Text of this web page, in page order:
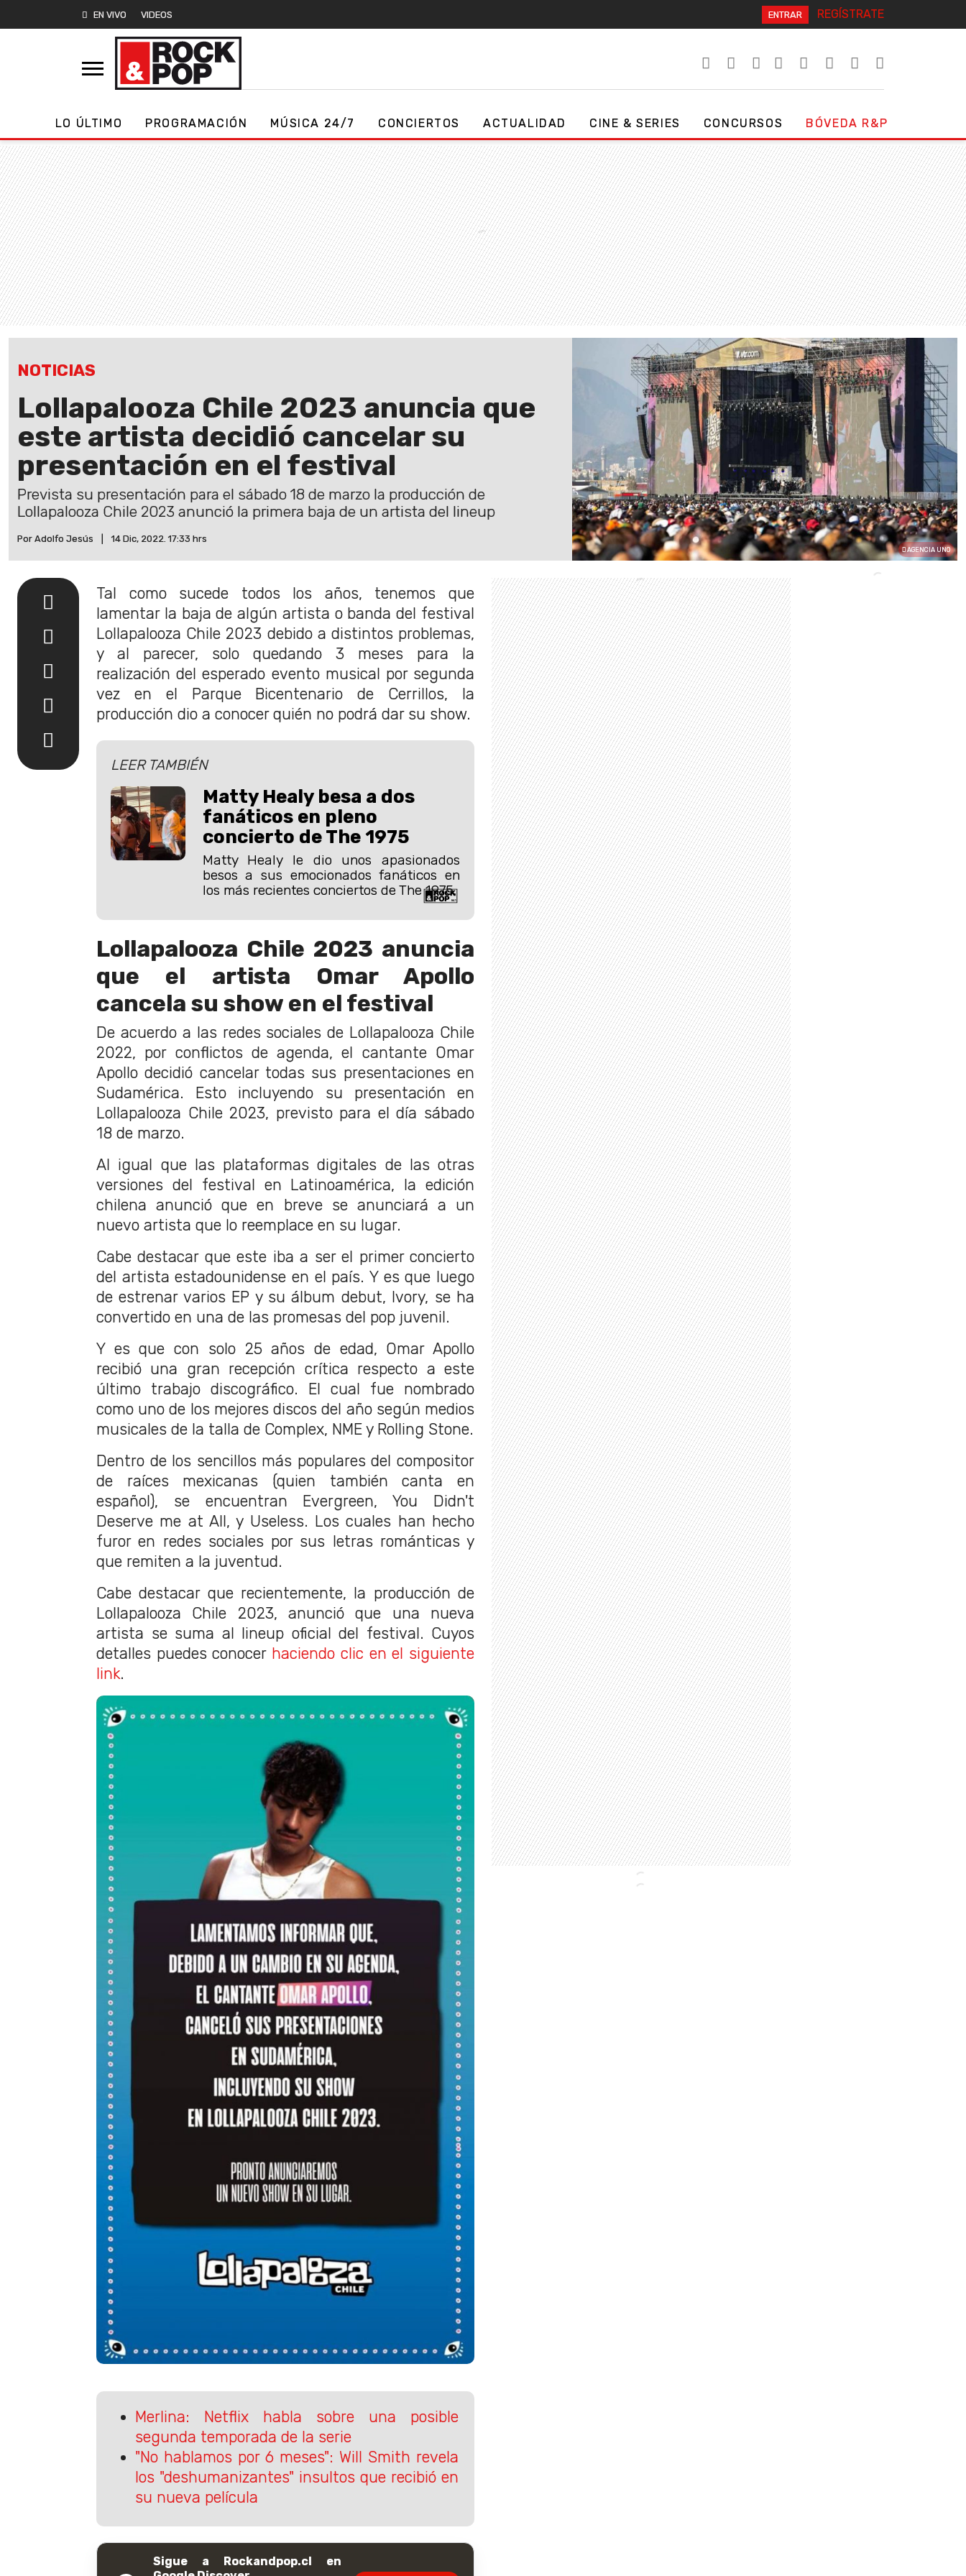
EN VIVO VIDEOS ENTRAR REGÍSTRATE
LO ÚLTIMO PROGRAMACIÓN MÚSICA 24/7 CONCIERTOS ACTUALIDAD CINE & SERIES CONCURSOS BÓVEDA R&P
NOTICIAS
Lollapalooza Chile 2023 anuncia que
este artista decidió cancelar su
presentación en el festival
Prevista su presentación para el sábado 18 de marzo la producción de
Lollapalooza Chile 2023 anunció la primera baja de un artista del lineup
Por Adolfo Jesús 14 Dic, 2022. 17:33 hrs
AGENCIA UNO
Tal como sucede todos los años, tenemos que
lamentar la baja de algún artista o banda del festival
Lollapalooza Chile 2023 debido a distintos problemas,
y al parecer, solo quedando 3 meses para la
realización del esperado evento musical por segunda
vez en el Parque Bicentenario de Cerrillos, la
producción dio a conocer quién no podrá dar su show.
LEER TAMBIÉN
Matty Healy besa a dos
fanáticos en pleno
concierto de The 1975
Matty Healy le dio unos apasionados
besos a sus emocionados fanáticos en
los más recientes conciertos de The 1975.
Lollapalooza Chile 2023 anuncia
que el artista Omar Apollo
cancela su show en el festival
De acuerdo a las redes sociales de Lollapalooza Chile
2022, por conflictos de agenda, el cantante Omar
Apollo decidió cancelar todas sus presentaciones en
Sudamérica. Esto incluyendo su presentación en
Lollapalooza Chile 2023, previsto para el día sábado
18 de marzo.
Al igual que las plataformas digitales de las otras
versiones del festival en Latinoamérica, la edición
chilena anunció que en breve se anunciará a un
nuevo artista que lo reemplace en su lugar.
Cabe destacar que este iba a ser el primer concierto
del artista estadounidense en el país. Y es que luego
de estrenar varios EP y su álbum debut, Ivory, se ha
convertido en una de las promesas del pop juvenil.
Y es que con solo 25 años de edad, Omar Apollo
recibió una gran recepción crítica respecto a este
último trabajo discográfico. El cual fue nombrado
como uno de los mejores discos del año según medios
musicales de la talla de Complex, NME y Rolling Stone.
Dentro de los sencillos más populares del compositor
de raíces mexicanas (quien también canta en
español), se encuentran Evergreen, You Didn't
Deserve me at All, y Useless. Los cuales han hecho
furor en redes sociales por sus letras románticas y
que remiten a la juventud.
Cabe destacar que recientemente, la producción de
Lollapalooza Chile 2023, anunció que una nueva
artista se suma al lineup oficial del festival. Cuyos
detalles puedes conocer haciendo clic en el siguiente
link.
Merlina: Netflix habla sobre una posible
segunda temporada de la serie
"No hablamos por 6 meses": Will Smith revela
los "deshumanizantes" insultos que recibió en
su nueva película
Sigue a Rockandpop.cl en